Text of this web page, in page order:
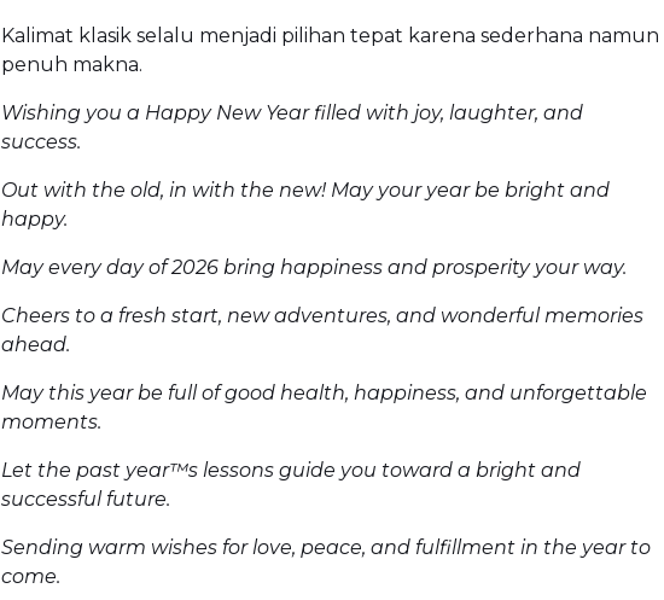
Kalimat klasik selalu menjadi pilihan tepat karena sederhana namun
penuh makna.
Wishing you a Happy New Year filled with joy, laughter, and
success.
Out with the old, in with the new! May your year be bright and
happy.
May every day of 2026 bring happiness and prosperity your way.
Cheers to a fresh start, new adventures, and wonderful memories
ahead.
May this year be full of good health, happiness, and unforgettable
moments.
Let the past year™s lessons guide you toward a bright and
successful future.
Sending warm wishes for love, peace, and fulfillment in the year to
come.